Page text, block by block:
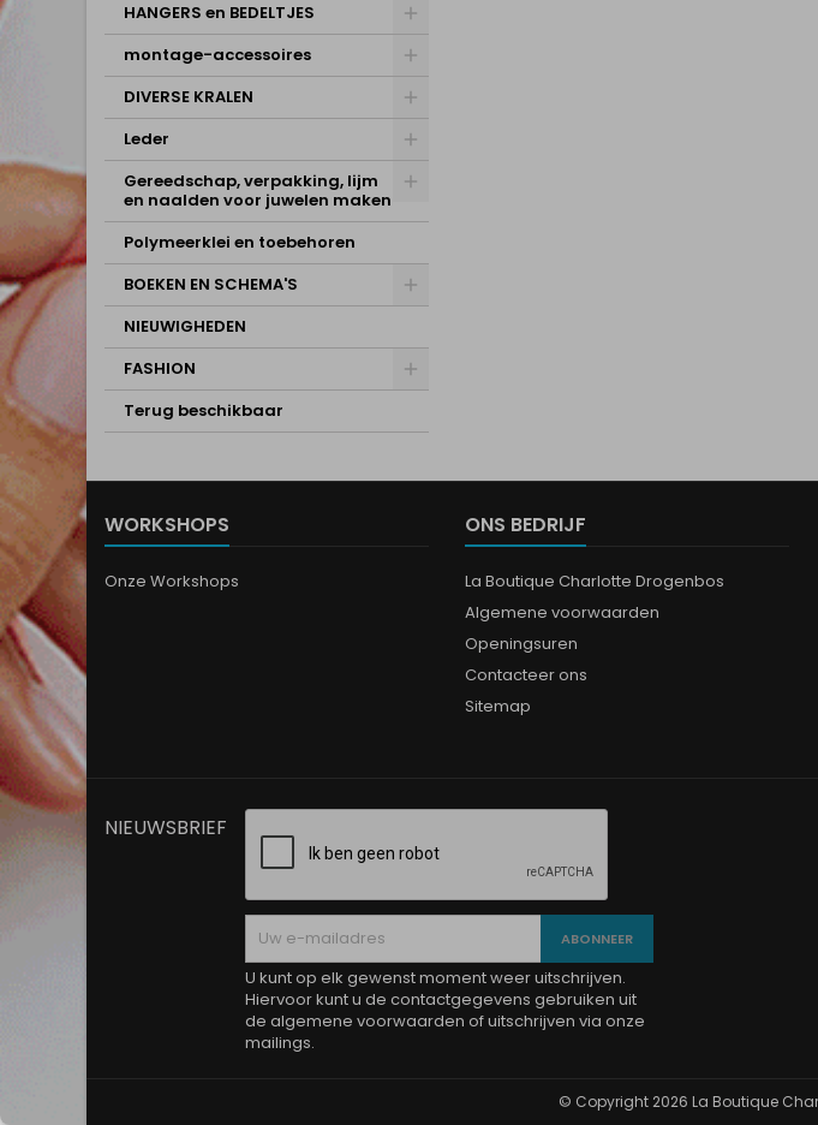
HANGERS en BEDELTJES
montage-accessoires
DIVERSE KRALEN
Leder
Gereedschap, verpakking, lijm
en naalden voor juwelen maken
Polymeerklei en toebehoren
BOEKEN EN SCHEMA'S
NIEUWIGHEDEN
FASHION
Terug beschikbaar
WORKSHOPS
Onze Workshops
ONS BEDRIJF
La Boutique Charlotte Drogenbos
Algemene voorwaarden
Openingsuren
Contacteer ons
Sitemap
NIEUWSBRIEF
U kunt op elk gewenst moment weer uitschrijven.
Hiervoor kunt u de contactgegevens gebruiken uit
de algemene voorwaarden of uitschrijven via onze
mailings.
© Copyright 2026 La Boutique